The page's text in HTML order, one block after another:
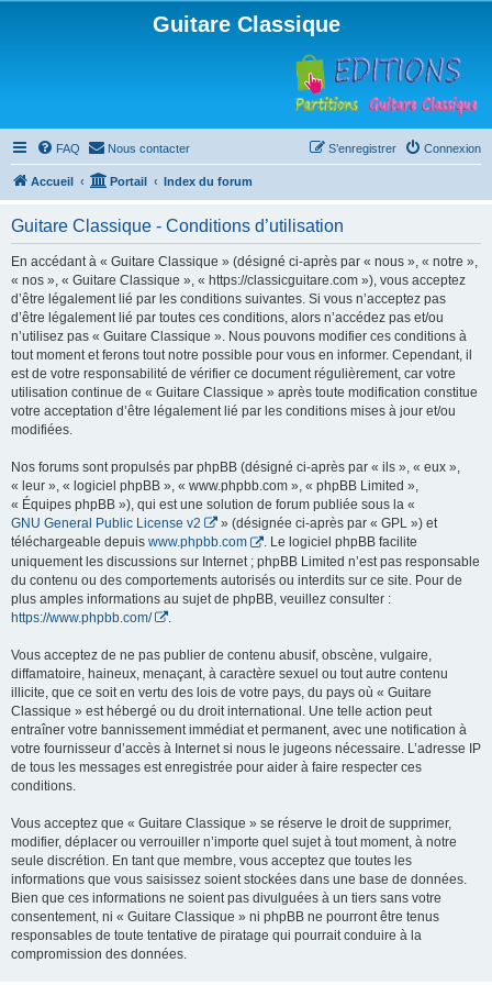
Guitare Classique
FAQ Nous contacter Connexion
S’enregistrer
Accueil Portail Index du forum
Guitare Classique - Conditions d’utilisation
En accédant à « Guitare Classique » (désigné ci-après par « nous », « notre »,
« nos », « Guitare Classique », « https://classicguitare.com »), vous acceptez
d’être légalement lié par les conditions suivantes. Si vous n’acceptez pas
d’être légalement lié par toutes ces conditions, alors n’accédez pas et/ou
n’utilisez pas « Guitare Classique ». Nous pouvons modifier ces conditions à
tout moment et ferons tout notre possible pour vous en informer. Cependant, il
est de votre responsabilité de vérifier ce document régulièrement, car votre
utilisation continue de « Guitare Classique » après toute modification constitue
votre acceptation d’être légalement lié par les conditions mises à jour et/ou
modifiées.
Nos forums sont propulsés par phpBB (désigné ci-après par « ils », « eux »,
« leur », « logiciel phpBB », « www.phpbb.com », « phpBB Limited »,
« Équipes phpBB »), qui est une solution de forum publiée sous la «
GNU General Public License v2
» (désignée ci-après par « GPL ») et
téléchargeable depuis www.phpbb.com
. Le logiciel phpBB facilite
uniquement les discussions sur Internet ; phpBB Limited n’est pas responsable
du contenu ou des comportements autorisés ou interdits sur ce site. Pour de
plus amples informations au sujet de phpBB, veuillez consulter :
https://www.phpbb.com/
Vous acceptez de ne pas publier de contenu abusif, obscène, vulgaire,
diffamatoire, haineux, menaçant, à caractère sexuel ou tout autre contenu
illicite, que ce soit en vertu des lois de votre pays, du pays où « Guitare
Classique » est hébergé ou du droit international. Une telle action peut
entraîner votre bannissement immédiat et permanent, avec une notification à
votre fournisseur d’accès à Internet si nous le jugeons nécessaire. L’adresse IP
de tous les messages est enregistrée pour aider à faire respecter ces
conditions.
Vous acceptez que « Guitare Classique » se réserve le droit de supprimer,
modifier, déplacer ou verrouiller n’importe quel sujet à tout moment, à notre
seule discrétion. En tant que membre, vous acceptez que toutes les
informations que vous saisissez soient stockées dans une base de données.
Bien que ces informations ne soient pas divulguées à un tiers sans votre
consentement, ni « Guitare Classique » ni phpBB ne pourront être tenus
responsables de toute tentative de piratage qui pourrait conduire à la
compromission des données.